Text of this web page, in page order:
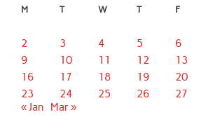
M T W T F
2
3 4 5 6
9
10 11 12 13
16
17 18 19 20
23
24 25 26 27
« Jan
Mar »